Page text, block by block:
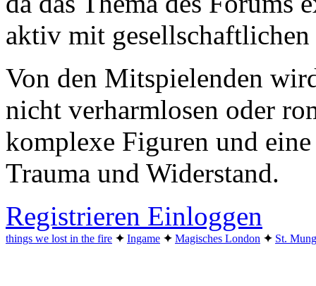
aktiv mit
Von den Mitspielenden
nicht verharmlosen oder
komplexe Figuren und
Trauma und Widerstand.
Registrieren Einloggen
things we lost in the fire ✦︎ Ingame ✦︎ Magisches London ✦︎ St.